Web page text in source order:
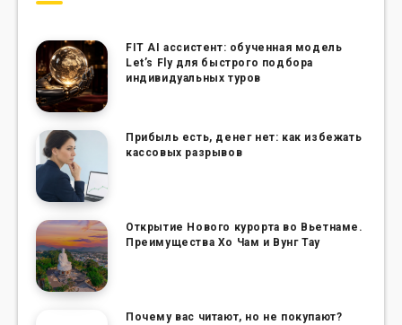
FIT AI ассистент: обученная модель
Let’s Fly для быстрого подбора
индивидуальных туров
Прибыль есть, денег нет: как избежать
кассовых разрывов
Открытие Нового курорта во Вьетнаме.
Преимущества Хо Чам и Вунг Тау
Почему вас читают, но не покупают?